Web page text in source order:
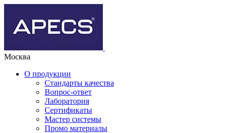
Москва
О продукции
Стандарты качества
Вопрос-ответ
Лаборатория
Сертификаты
Мастер системы
Промо материалы